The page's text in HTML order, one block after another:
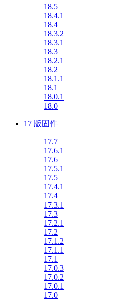
18.5
18.4.1
18.4
18.3.2
18.3.1
18.3
18.2.1
18.2
18.1.1
18.1
18.0.1
18.0
17 版固件
17.7
17.6.1
17.6
17.5.1
17.5
17.4.1
17.4
17.3.1
17.3
17.2.1
17.2
17.1.2
17.1.1
17.1
17.0.3
17.0.2
17.0.1
17.0